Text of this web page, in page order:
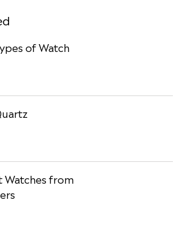
of Watch
Watches from